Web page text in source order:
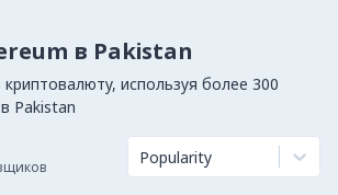
в Pakistan
используя более 300
Pakistan
Popularity